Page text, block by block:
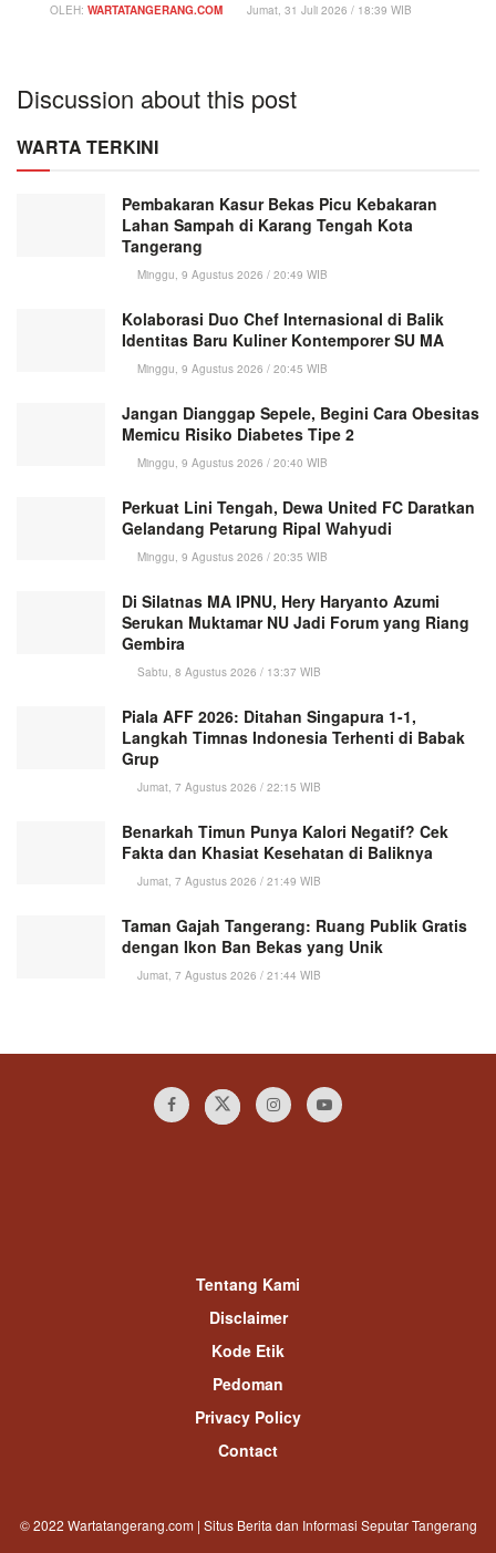
OLEH: WARTATANGERANG.COM Jumat, 31 Juli 2026 / 18:39 WIB
Discussion about this post
WARTA TERKINI
Pembakaran Kasur Bekas Picu Kebakaran
Lahan Sampah di Karang Tengah Kota
Tangerang
Minggu, 9 Agustus 2026 / 20:49 WIB
Kolaborasi Duo Chef Internasional di Balik
Identitas Baru Kuliner Kontemporer SU MA
Minggu, 9 Agustus 2026 / 20:45 WIB
Jangan Dianggap Sepele, Begini Cara Obesitas
Memicu Risiko Diabetes Tipe 2
Minggu, 9 Agustus 2026 / 20:40 WIB
Perkuat Lini Tengah, Dewa United FC Daratkan
Gelandang Petarung Ripal Wahyudi
Minggu, 9 Agustus 2026 / 20:35 WIB
Di Silatnas MA IPNU, Hery Haryanto Azumi
Serukan Muktamar NU Jadi Forum yang Riang
Gembira
Sabtu, 8 Agustus 2026 / 13:37 WIB
Piala AFF 2026: Ditahan Singapura 1-1,
Langkah Timnas Indonesia Terhenti di Babak
Grup
Jumat, 7 Agustus 2026 / 22:15 WIB
Benarkah Timun Punya Kalori Negatif? Cek
Fakta dan Khasiat Kesehatan di Baliknya
Jumat, 7 Agustus 2026 / 21:49 WIB
Taman Gajah Tangerang: Ruang Publik Gratis
dengan Ikon Ban Bekas yang Unik
Jumat, 7 Agustus 2026 / 21:44 WIB
Tentang Kami
Disclaimer
Kode Etik
Pedoman
Privacy Policy
Contact
© 2022 Wartatangerang.com | Situs Berita dan Informasi Seputar Tangerang